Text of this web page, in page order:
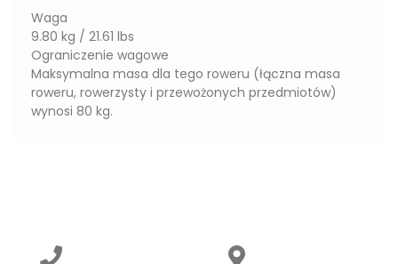
Waga
9.80 kg / 21.61 lbs
Ograniczenie wagowe
Maksymalna masa dla tego roweru (łączna masa
roweru, rowerzysty i przewożonych przedmiotów)
wynosi 80 kg.